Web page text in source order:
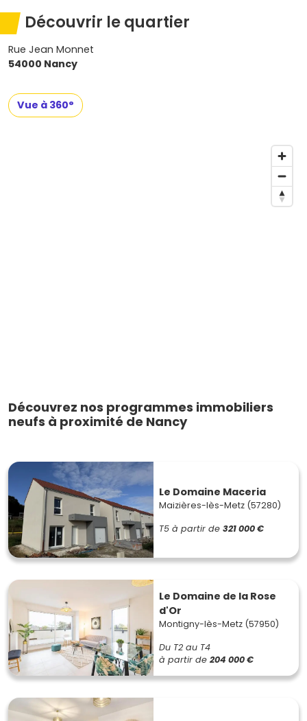
Découvrir le quartier
Rue Jean Monnet
54000 Nancy
Vue à 360°
Découvrez nos programmes immobiliers
neufs à proximité de Nancy
Le Domaine Maceria
Maizières-lès-Metz (57280)
T5 à partir de 321 000 €
Le Domaine de la Rose
d'Or
Montigny-lès-Metz (57950)
Du T2 au T4
à partir de 204 000 €